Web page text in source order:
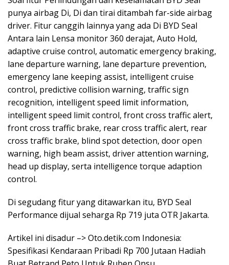
punya airbag Di, Di dan tirai ditambah far-side airbag
driver. Fitur canggih lainnya yang ada Di BYD Seal
Antara lain Lensa monitor 360 derajat, Auto Hold,
adaptive cruise control, automatic emergency braking,
lane departure warning, lane departure prevention,
emergency lane keeping assist, intelligent cruise
control, predictive collision warning, traffic sign
recognition, intelligent speed limit information,
intelligent speed limit control, front cross traffic alert,
front cross traffic brake, rear cross traffic alert, rear
cross traffic brake, blind spot detection, door open
warning, high beam assist, driver attention warning,
head up display, serta intelligence torque adaption
control.
Di segudang fitur yang ditawarkan itu, BYD Seal
Performance dijual seharga Rp 719 juta OTR Jakarta.
Artikel ini disadur –> Oto.detik.com Indonesia:
Spesifikasi Kendaraan Pribadi Rp 700 Jutaan Hadiah